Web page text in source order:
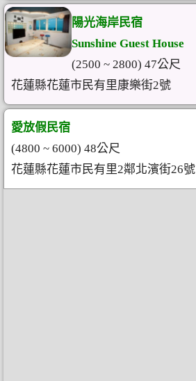
陽光海岸民宿
Sunshine Guest House
(2500 ~ 2800) 47公尺
花蓮縣花蓮市民有里康樂街2號
愛放假民宿
(4800 ~ 6000) 48公尺
花蓮縣花蓮市民有里2鄰北濱街26號